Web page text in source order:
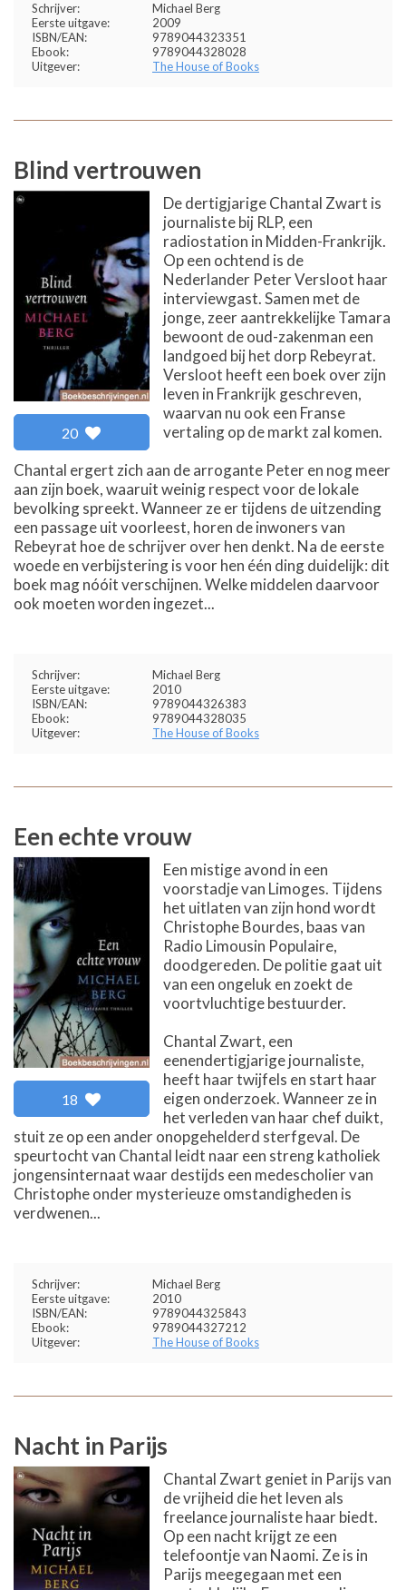
Schrijver:
Michael Berg
Eerste uitgave:
2009
ISBN/EAN:
9789044323351
Ebook:
9789044328028
Uitgever:
The House of Books
Blind vertrouwen
20
De dertigjarige Chantal Zwart is
journaliste bij RLP, een
radiostation in Midden-Frankrijk.
Op een ochtend is de
Nederlander Peter Versloot haar
interviewgast. Samen met de
jonge, zeer aantrekkelijke Tamara
bewoont de oud-zakenman een
landgoed bij het dorp Rebeyrat.
Versloot heeft een boek over zijn
leven in Frankrijk geschreven,
waarvan nu ook een Franse
vertaling op de markt zal komen.
Chantal ergert zich aan de arrogante Peter en nog meer
aan zijn boek, waaruit weinig respect voor de lokale
bevolking spreekt. Wanneer ze er tijdens de uitzending
een passage uit voorleest, horen de inwoners van
Rebeyrat hoe de schrijver over hen denkt. Na de eerste
woede en verbijstering is voor hen één ding duidelijk: dit
boek mag nóóit verschijnen. Welke middelen daarvoor
ook moeten worden ingezet...
Schrijver:
Michael Berg
Eerste uitgave:
2010
ISBN/EAN:
9789044326383
Ebook:
9789044328035
Uitgever:
The House of Books
Een echte vrouw
18
Een mistige avond in een
voorstadje van Limoges. Tijdens
het uitlaten van zijn hond wordt
Christophe Bourdes, baas van
Radio Limousin Populaire,
doodgereden. De politie gaat uit
van een ongeluk en zoekt de
voortvluchtige bestuurder.
Chantal Zwart, een
eenendertigjarige journaliste,
heeft haar twijfels en start haar
eigen onderzoek. Wanneer ze in
het verleden van haar chef duikt,
stuit ze op een ander onopgehelderd sterfgeval. De
speurtocht van Chantal leidt naar een streng katholiek
jongensinternaat waar destijds een medescholier van
Christophe onder mysterieuze omstandigheden is
verdwenen...
Schrijver:
Michael Berg
Eerste uitgave:
2010
ISBN/EAN:
9789044325843
Ebook:
9789044327212
Uitgever:
The House of Books
Nacht in Parijs
Chantal Zwart geniet in Parijs van
de vrijheid die het leven als
freelance journaliste haar biedt.
Op een nacht krijgt ze een
telefoontje van Naomi. Ze is in
Parijs meegegaan met een